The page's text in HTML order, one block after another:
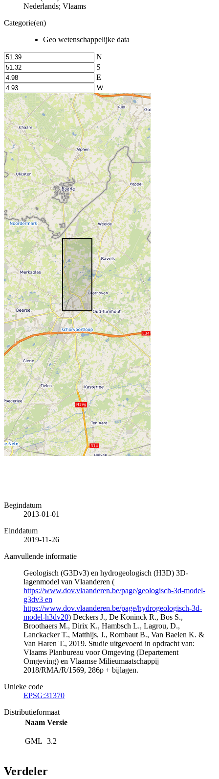
Nederlands; Vlaams
Categorie(en)
Geo wetenschappelijke data
N
S
E
W
Begindatum
2013-01-01
Einddatum
2019-11-26
Aanvullende informatie
Geologisch (G3Dv3) en hydrogeologisch (H3D) 3D-
lagenmodel van Vlaanderen (
https://www.dov.vlaanderen.be/page/geologisch-3d-model-
g3dv3 en
https://www.dov.vlaanderen.be/page/hydrogeologisch-3d-
model-h3dv20) Deckers J., De Koninck R., Bos S.,
Broothaers M., Dirix K., Hambsch L., Lagrou, D.,
Lanckacker T., Matthijs, J., Rombaut B., Van Baelen K. &
Van Haren T., 2019. Studie uitgevoerd in opdracht van:
Vlaams Planbureau voor Omgeving (Departement
Omgeving) en Vlaamse Milieumaatschappij
2018/RMA/R/1569, 286p + bijlagen.
Unieke code
EPSG:31370
Distributieformaat
Naam Versie
GML 3.2
Verdeler